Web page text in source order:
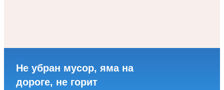
Не убран мусор, яма на
дороге, не горит